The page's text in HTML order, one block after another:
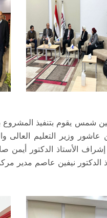
شمس يقوم بتنفيذ المشروع
وزير التعليم العالى
الأستاذ الدكتور أيمن
الدكتور نيفين عاصم مدير